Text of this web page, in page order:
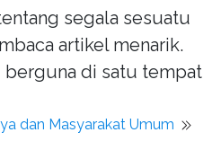
segala sesuatu
artikel menarik.
di satu tempat
dan Masyarakat Umum